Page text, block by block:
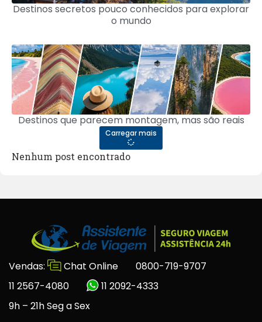
Destinos secretos pouco conhecidos para explorar
o mundo
Destinos que parecem montagem, mas são reais
Carregar mais
Nenhum post encontrado
Vendas: Chat Online
0800-719-9707
11 2567-4080
11 2092-4333
9h – 21h Seg a Sex